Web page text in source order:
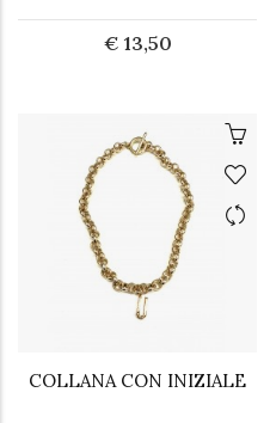
€ 13,50
COLLANA CON INIZIALE